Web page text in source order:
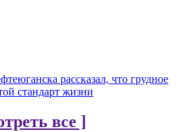
рассказал, что грудное
стандарт жизни
все ]